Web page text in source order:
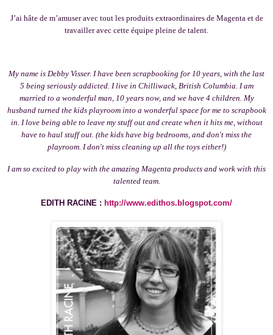
J’ai hâte de m’amuser avec tout les produits extraordinaires de Magenta et de
travailler avec cette équipe pleine de talent.
My name is Debby Visser. I have been scrapbooking for 10 years, with the last
5 being seriously addicted. I live in Chilliwack, British Columbia. I am
married to a wonderful man, 10 years now, and we have 4 children. My
husband turned the kids playroom into a wonderful space for me to scrapbook
in. I love being able to leave my stuff out and create when it hits me, without
have to haul stuff out. (the kids have big bedrooms, and don't miss the
playroom. I don't miss cleaning up all the toys either!)
I am so excited to play with the amazing Magenta products and work with this
talented team.
EDITH RACINE : http://www.edithos.blogspot.com/